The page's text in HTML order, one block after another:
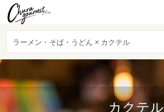
ラーメン・そば・うどん × カクテル
カクテル